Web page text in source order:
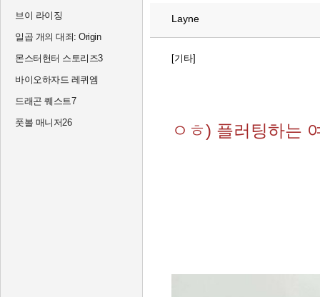
브이 라이징
일곱 개의 대죄: Origin
몬스터헌터 스토리즈3
바이오하자드 레퀴엠
드래곤 퀘스트7
풋볼 매니저26
Layne
[기타]
ㅇㅎ) 플러팅하는